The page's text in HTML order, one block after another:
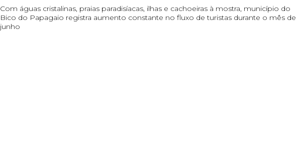
Com águas cristalinas, praias paradisíacas, ilhas e cachoeiras à mostra, município do
Bico do Papagaio registra aumento constante no fluxo de turistas durante o mês de
junho